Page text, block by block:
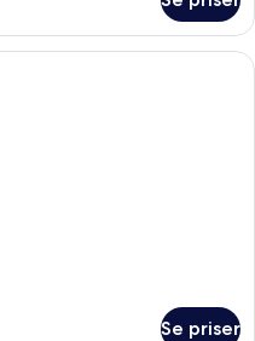
av topp kvalitet,
Se priser